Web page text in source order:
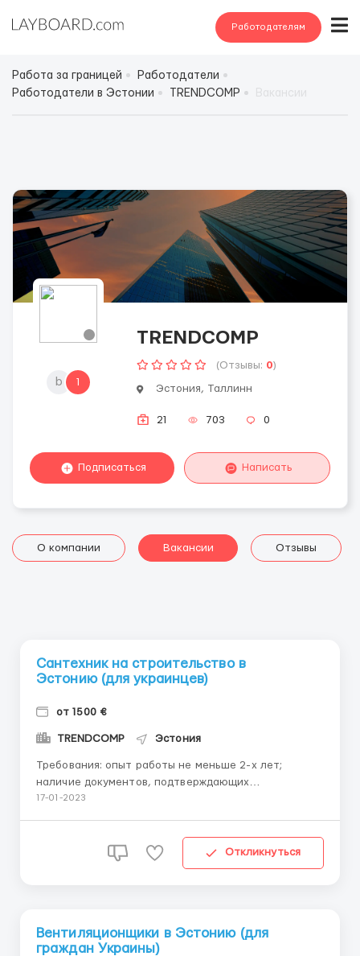
Работодателям
Работа за границей
Работодатели
Работодатели в Эстонии
TRENDCOMP
b 1
TRENDCOMP
(Отзывы: 0)
Эстония, Таллинн
21 703 0
Подписаться Написать
О компании Вакансии Отзывы
Сантехник на строительство в
Эстонию (для украинцев)
от 1500 €
TRENDCOMP Эстония
Требования: опыт работы не меньше 2-х лет;
наличие документов, подтверждающих
квалификацию; умение работать с тех.заданиями,
сантехническими трубами в новостроях и
реновациях зданий; Разводка т...
17-01-2023
Откликнуться
Вентиляционщики в Эстонию (для
граждан Украины)